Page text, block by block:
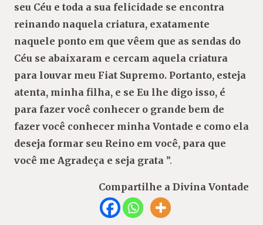
seu Céu e toda a sua felicidade se encontra
reinando naquela criatura, exatamente
naquele ponto em que vêem que as sendas do
Céu se abaixaram e cercam aquela criatura
para louvar meu Fiat Supremo. Portanto, esteja
atenta, minha filha, e se Eu lhe digo isso, é
para fazer você conhecer o grande bem de
fazer você conhecer minha Vontade e como ela
deseja formar seu Reino em você, para que
você me Agradeça e seja grata ”.
Compartilhe a Divina Vontade